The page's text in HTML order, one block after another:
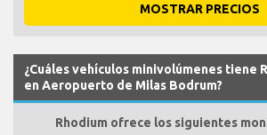
MOSTRAR PRECIOS
¿Cuáles vehículos minivolúmenes tiene
en Aeropuerto de Milas Bodrum?
Rhodium ofrece los siguientes